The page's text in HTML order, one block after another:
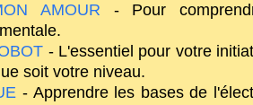
AMOUR - Pour
- L'essentiel pour votre
soit votre niveau.
- Apprendre les bases de